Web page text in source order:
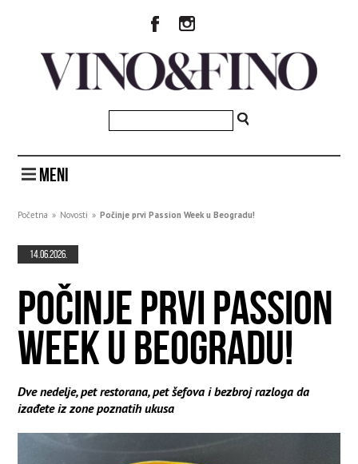
MENI
Početna » Novosti » Počinje prvi Passion Week u Beogradu!
14.06.2026.
POČINJE PRVI PASSION
WEEK U BEOGRADU!
Dve nedelje, pet restorana, pet šefova i bezbroj razloga da
izađete iz zone poznatih ukusa